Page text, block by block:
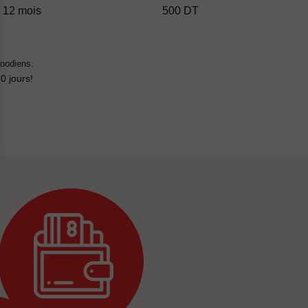
12 mois 500 DT
jours!